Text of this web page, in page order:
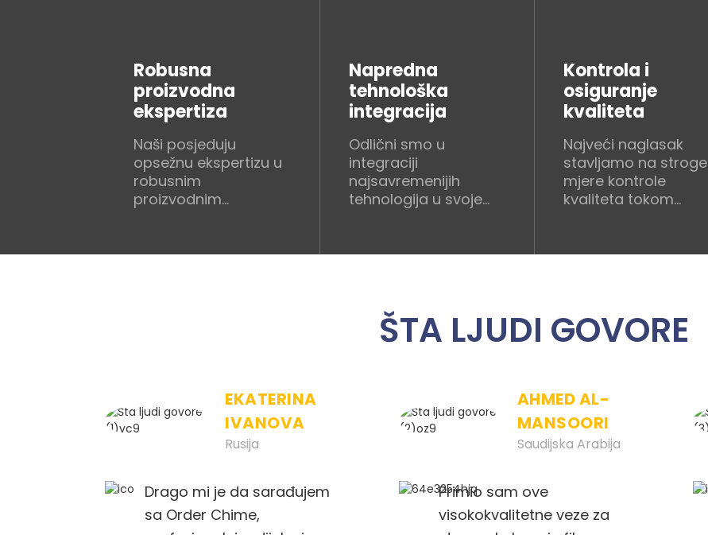
Robusna
proizvodna
ekspertiza
Naši posjeduju
opsežnu ekspertizu u
robusnim
proizvodnim
Napredna
tehnološka
integracija
Odlični smo u
integraciji
najsavremenijih
tehnologija u svoje
Kontrola i
osiguranje
kvaliteta
Najveći naglasak
stavljamo na stroge
mjere kontrole
kvaliteta tokom
ŠTA LJUDI GOVORE
EKATERINA
IVANOVA
Rusija
Drago mi je da sarađujem
sa Order Chime,
AHMED AL-
MANSOORI
Saudijska Arabija
Primio sam ove
visokokvalitetne veze za